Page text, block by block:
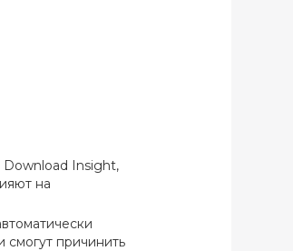
Download Insight,
на
смогут причинить